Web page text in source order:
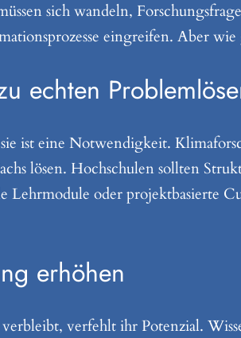
sich wandeln,
eingreifen. Aber
echten
ist eine Notwendigkeit.
lösen. Hochschulen sollten
Lehrmodule oder projektbasierte
erhöhen
verfehlt ihr Potenzial.